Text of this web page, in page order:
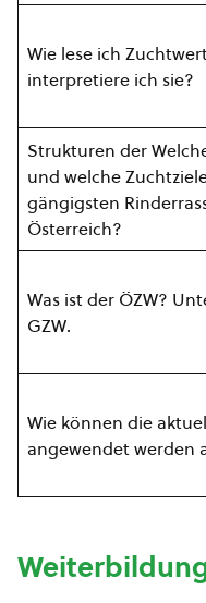
Wie lese ich
interpretiere ich sie?
Strukturen der
und welche
gängigsten
Österreich?
Was ist der ÖZW?
GZW.
Wie können die
angewendet werden